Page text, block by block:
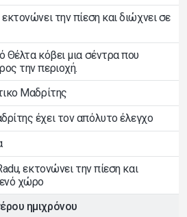
την πίεση και διώχνει σε
Θέλτα κόβει μια σέντρα που
την περιοχή.
Μαδρίτης
έχει τον απόλυτο έλεγχο
εκτονώνει την πίεση και
χώρο
ημιχρόνου